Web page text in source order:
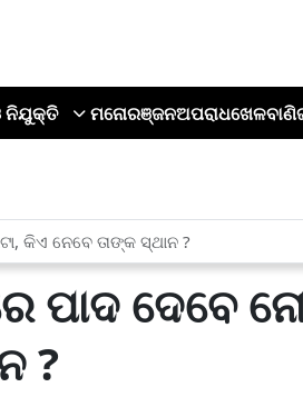
ନିଯୁକ୍ତି ମନୋରଞ୍ଜନଅପରାଧଖେଳ
କିଏ ନେବେ ତାଙ୍କ ସ୍ଥାନ ?
ପାଦ ଦେବେ
?